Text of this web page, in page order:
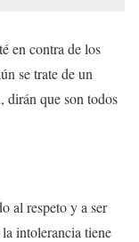
en contra de los
se trate de un
dirán que son todos
al respeto y a ser
intolerancia tiene